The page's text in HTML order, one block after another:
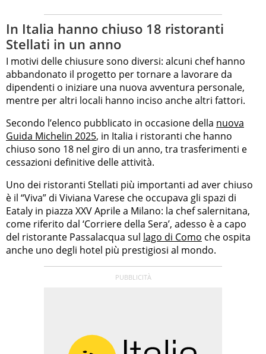
In Italia hanno chiuso 18 ristoranti
Stellati in un anno
I motivi delle chiusure sono diversi: alcuni chef hanno
abbandonato il progetto per tornare a lavorare da
dipendenti o iniziare una nuova avventura personale,
mentre per altri locali hanno inciso anche altri fattori.
Secondo l’elenco pubblicato in occasione della nuova
Guida Michelin 2025, in Italia i ristoranti che hanno
chiuso sono 18 nel giro di un anno, tra trasferimenti e
cessazioni definitive delle attività.
Uno dei ristoranti Stellati più importanti ad aver chiuso
è il “Viva” di Viviana Varese che occupava gli spazi di
Eataly in piazza XXV Aprile a Milano: la chef salernitana,
come riferito dal ‘Corriere della Sera’, adesso è a capo
del ristorante Passalacqua sul lago di Como che ospita
anche uno degli hotel più prestigiosi al mondo.